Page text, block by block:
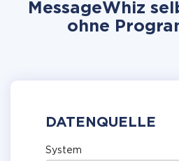
MessageWhiz
ohne
DATENQUELLE
System